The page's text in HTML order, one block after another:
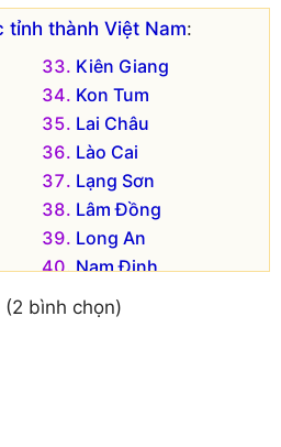
tỉnh thành Việt Nam:
Kiên Giang
Kon Tum
Lai Châu
Lào Cai
Lạng Sơn
Lâm Đồng
Long An
Nam Định
Nghệ An
Ninh Bình
bình chọn)